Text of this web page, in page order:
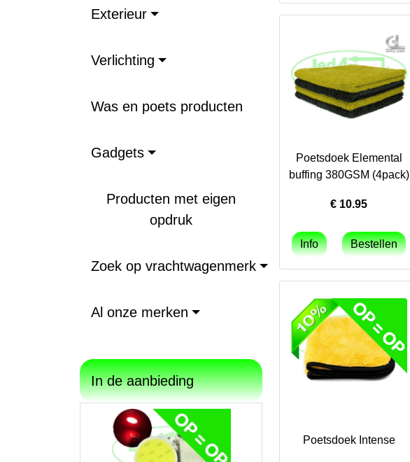
Exterieur
Verlichting
Was en poets producten
Gadgets
Producten met eigen
opdruk
Zoek op vrachtwagenmerk
Al onze merken
In de aanbieding
Poetsdoek Elemental
buffing 380GSM (4pack)
€ 10.95
Poetsdoek Intense